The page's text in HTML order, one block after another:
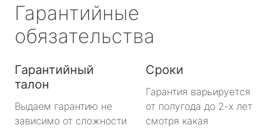
метро Нагорная
метро Молодежная
метро Преображенская площадь
Гарантийные
обязательства
Гарантийный
талон
Выдаем гарантию не
зависимо от сложности
Сроки
Гарантия варьируется
от полугода до 2-х лет
смотря какая